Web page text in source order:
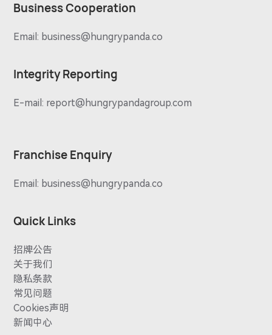
Business Cooperation
Email: business@hungrypanda.co
Integrity Reporting
E-mail: report@hungrypandagroup.com
Franchise Enquiry
Email: business@hungrypanda.co
Quick Links
招牌公告
关于我们
隐私条款
常见问题
Cookies声明
新闻中心